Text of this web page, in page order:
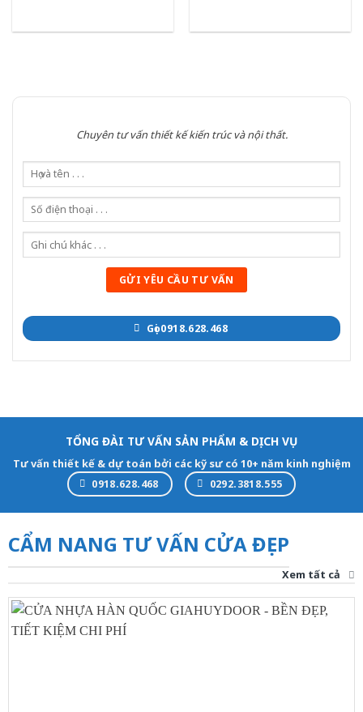
Chuyên tư vấn thiết kế kiến trúc và nội thất.
Gọi 0918.628.468
TỔNG ĐÀI TƯ VẤN SẢN PHẨM & DỊCH VỤ
Tư vấn thiết kế & dự toán bởi các kỹ sư có 10+ năm kinh nghiệm
0918.628.468 0292.3818.555
CẨM NANG TƯ VẤN CỬA ĐẸP
Xem tất cả